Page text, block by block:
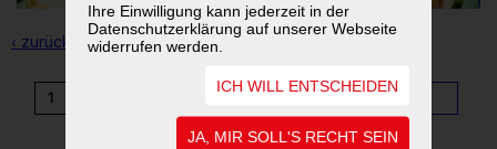
Ihre Einwilligung kann jederzeit in der
Datenschutzerklärung auf unserer Webseite
widerrufen werden.
ICH WILL ENTSCHEIDEN
JA, MIR SOLL'S RECHT SEIN
‹ zurück zur Übersicht
1